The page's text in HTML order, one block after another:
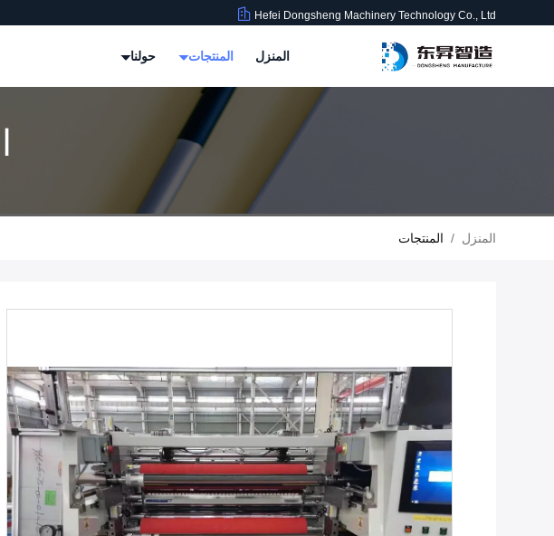
Hefei Dongsheng Machinery Technology Co., Ltd
المنزل المنتجات حولنا
المنزل / المنتجات